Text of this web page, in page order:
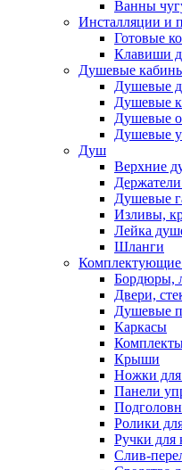
Ванны
Инсталляции и
Готовые
Клавиши
Душевые
Душевые
Душевые
Душевые
Душевые
Душ
Верхние
Душевые
Изливы,
Лейка
Шланги
Комплектующие
Бордюры,
Двери,
Душевые
Каркасы
Крыши
Ножки для
Панели
Ролики
Ручки для
Слив-